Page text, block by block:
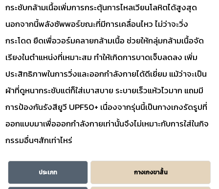
กระชับกล้ามเนื้อเพิ่มการกระตุ้นการไหลเวียนโลหิตได้สูงสุด
นอกจากนี้พลังซัพพอร์ขณะที่มีการเคลื่อนไหว ไม่ว่าจะวิ่ง
กระโดด ยืดเพื่อวอร์มคลายกล้ามเนื้อ ช่วยให้กลุ่มกล้ามเนื้อจัด
เรียงในตำแหน่งที่เหมาะสม ทำให้เกิดการบาดเจ็บลดลง เพิ่ม
ประสิทธิภาพในการวิ่งและออกกำลังกายได้ดีเยี่ยม แม้ว่าจะเป็น
ผ้าที่ดูหนากระชับแต่ก็ใส่เบาสบาย ระบายเร็วแห้วไวมาก แถมมี
การป้องกันรังสียูวี UPF50+ เนื่องจากรุ่นนี้เป็นกางเกงรัดรูปที่
ออกแบบมาเพื่อออกกำลังกายเท่านั้นจึงไม่เหมาะกับการใส่ในกิจ
กรรมอื่นๆสักเท่าไหร่
ประเภท กางเกงขาสั้น